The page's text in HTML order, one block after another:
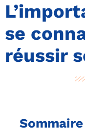
se
réussir
Sommaire